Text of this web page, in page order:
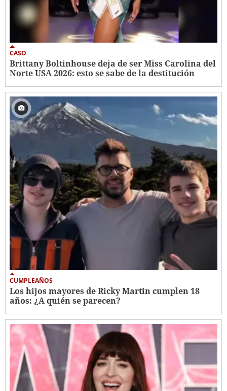
CASO
Brittany Boltinhouse deja de ser Miss Carolina del
Norte USA 2026: esto se sabe de la destitución
CUMPLEAÑOS
Los hijos mayores de Ricky Martin cumplen 18
años: ¿A quién se parecen?